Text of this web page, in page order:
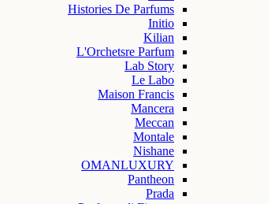
Histories De Parfums
Initio
Kilian
L'Orchetsre Parfum
Lab Story
Le Labo
Maison Francis
Mancera
Meccan
Montale
Nishane
OMANLUXURY
Pantheon
Prada